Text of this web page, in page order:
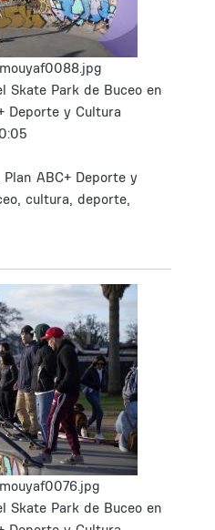
Skate Park de Buceo en
Deporte y Cultura
ABC+ Deporte y
cultura, deporte,
Skate Park de Buceo en